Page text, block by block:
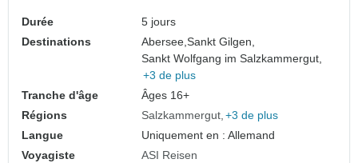
Durée
5 jours
Destinations
Abersee,Sankt Gilgen,
Sankt Wolfgang im Salzkammergut,
+3 de plus
Tranche d'âge
Âges 16+
Régions
Salzkammergut +3 de plus
Langue
Uniquement en : Allemand
Voyagiste
ASI Reisen